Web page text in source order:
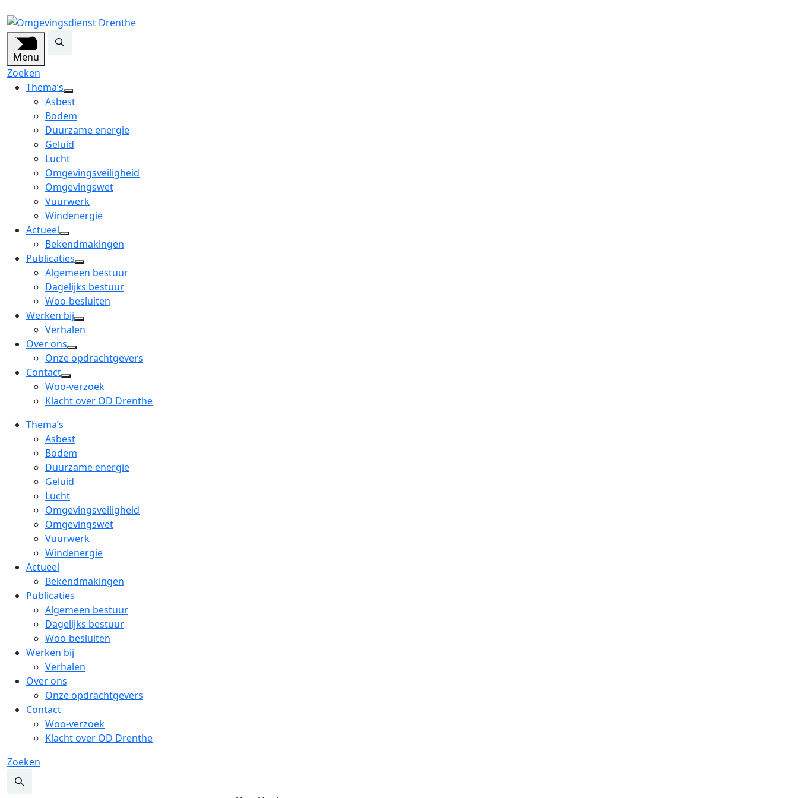
Menu
Zoeken
Thema’s
open
dropdown
menu
Asbest
Bodem
Duurzame energie
Geluid
Lucht
Omgevingsveiligheid
Omgevingswet
Vuurwerk
Windenergie
Actueel
open
dropdown
menu
Bekendmakingen
Publicaties
open
dropdown
menu
Algemeen bestuur
Dagelijks bestuur
Woo-besluiten
Werken bij
open
menu
Verhalen
Over ons
open
dropdown
menu
Onze opdrachtgevers
Contact
open
dropdown
Woo-verzoek
Klacht over OD Drenthe
Thema’s
Asbest
Bodem
Duurzame energie
Geluid
Lucht
Omgevingsveiligheid
Omgevingswet
Vuurwerk
Windenergie
Actueel
Bekendmakingen
Publicaties
Algemeen bestuur
Dagelijks bestuur
Woo-besluiten
Werken bij
Verhalen
Over ons
Onze opdrachtgevers
Contact
Woo-verzoek
Klacht over OD Drenthe
Zoeken